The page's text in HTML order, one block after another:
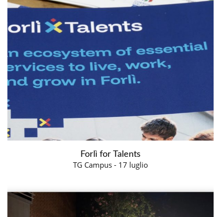
Forlì for Talents
TG Campus - 17 luglio